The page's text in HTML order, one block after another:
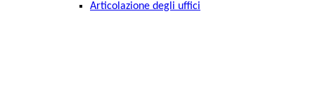
Articolazione degli uffici